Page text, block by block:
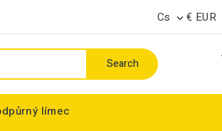
Cs € EUR
Search
límec